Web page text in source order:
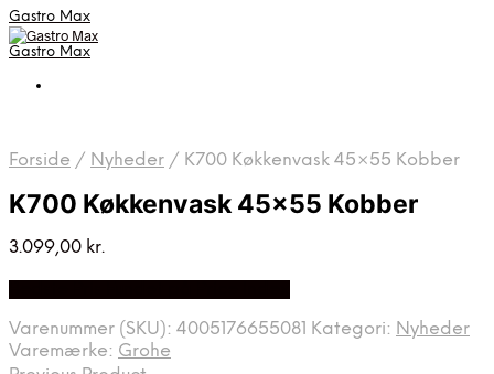
Gastro Max
Gastro Max
Forside / Nyheder / K700 Køkkenvask 45×55 Kobber
K700 Køkkenvask 45×55 Kobber
3.099,00 kr.
Varenummer (SKU): 4005176655081 Kategori: Nyheder
Varemærke: Grohe